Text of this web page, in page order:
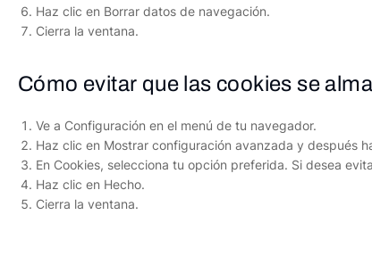
Haz clic en Borrar datos de navegación.
Cierra la ventana.
Cómo evitar que las cookies se
Ve a Configuración en el menú de tu navegador.
Haz clic en Mostrar configuración avanzada y después
En Cookies, selecciona tu opción preferida. Si desea
Haz clic en Hecho.
Cierra la ventana.